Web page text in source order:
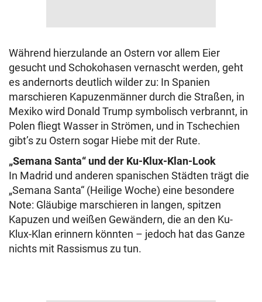
Während hierzulande an Ostern vor allem Eier
gesucht und Schokohasen vernascht werden, geht
es andernorts deutlich wilder zu: In Spanien
marschieren Kapuzenmänner durch die Straßen, in
Mexiko wird Donald Trump symbolisch verbrannt, in
Polen fliegt Wasser in Strömen, und in Tschechien
gibt’s zu Ostern sogar Hiebe mit der Rute.
„Semana Santa“ und der Ku-Klux-Klan-Look
In Madrid und anderen spanischen Städten trägt die
„Semana Santa“ (Heilige Woche) eine besondere
Note: Gläubige marschieren in langen, spitzen
Kapuzen und weißen Gewändern, die an den Ku-
Klux-Klan erinnern könnten – jedoch hat das Ganze
nichts mit Rassismus zu tun.